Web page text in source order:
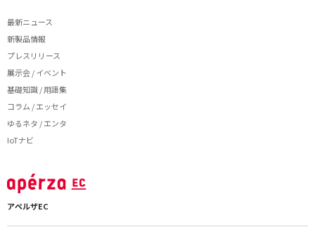
最新ニュース
新製品情報
プレスリリース
展示会 / イベント
基礎知識 / 用語集
コラム / エッセイ
ゆるネタ / エンタ
IoTナビ
アペルザEC